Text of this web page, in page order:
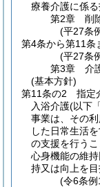
療養介護に係
第2章
削
(平27条
第4条から第11条
(平27条
第3章
介
(基本方針)
第11条の2
指定
入浴介護(以下
事業は、その
した日常生活
の支援を行う
心身機能の維
持又は向上を目
(令6条